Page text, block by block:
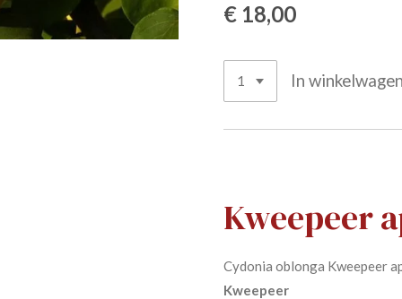
€ 18,00
In
Kweepeer
Cydonia oblonga Kweepeer
Kweepeer